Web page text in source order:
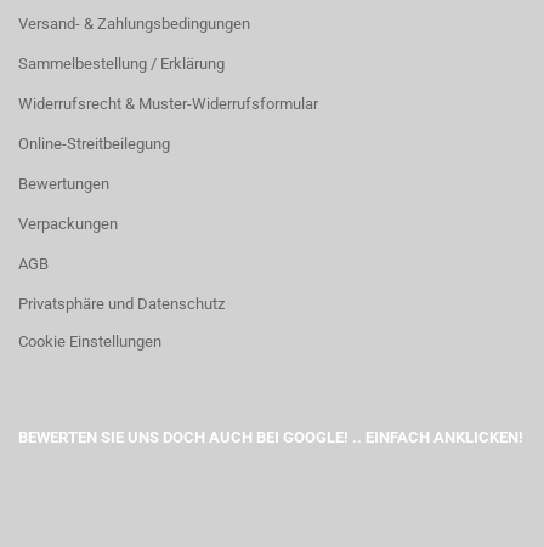
Versand- & Zahlungsbedingungen
Sammelbestellung / Erklärung
Widerrufsrecht & Muster-Widerrufsformular
Online-Streitbeilegung
Bewertungen
Verpackungen
AGB
Privatsphäre und Datenschutz
Cookie Einstellungen
BEWERTEN SIE UNS DOCH AUCH BEI GOOGLE! .. EINFACH ANKLICKEN!